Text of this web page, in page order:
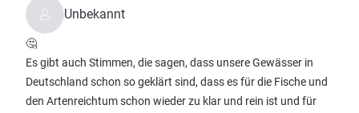
Unbekannt
🤔
Es gibt auch Stimmen, die sagen, dass unsere Gewässer in
Deutschland schon so geklärt sind, dass es für die Fische und
den Artenreichtum schon wieder zu klar und rein ist und für